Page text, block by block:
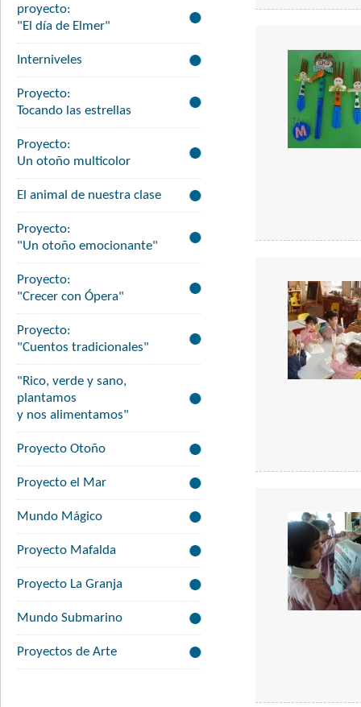
proyecto:
"El día de Elmer"
Interniveles
Proyecto:
Tocando las estrellas
Proyecto:
Un otoño multicolor
El animal de nuestra clase
Proyecto:
"Un otoño emocionante"
Proyecto:
"Crecer con Ópera"
Proyecto:
"Cuentos tradicionales"
"Rico, verde y sano,
plantamos
y nos alimentamos"
Proyecto Otoño
Proyecto el Mar
Mundo Mágico
Proyecto Mafalda
Proyecto La Granja
Mundo Submarino
Proyectos de Arte